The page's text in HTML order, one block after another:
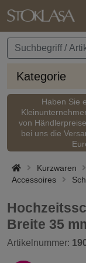
Kategorie
Haben Sie
von
bei uns die
Kurzwaren
Accessoires
Breite 35
Artikelnummer: